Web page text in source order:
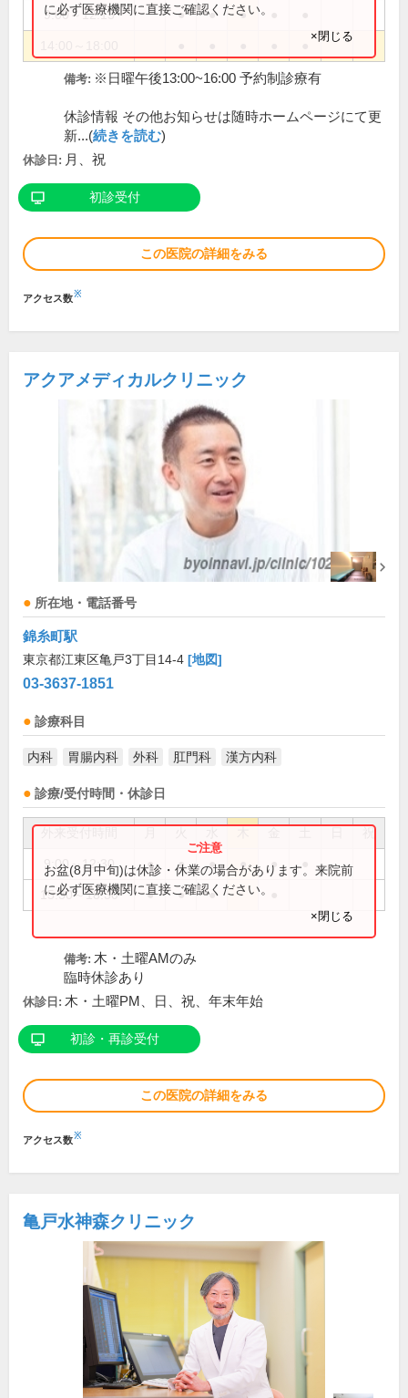
9:00～12:15 ● ● ●
に必ず医療機関に直接ご確認ください。
×閉じる
備考: ※日曜午後13:00~16:00 予約制診療有
休診情報 その他お知らせは随時ホームページにて更
新...(続きを読む)
休診日: 月、祝
初診受付
この医院の詳細をみる
アクセス数※
アクアメディカルクリニック
所在地・電話番号
錦糸町駅
東京都江東区亀戸3丁目14-4 [地図]
03-3637-1851
診療科目
内科 胃腸内科 外科 肛門科 漢方内科
診療/受付時間・休診日
祝
9:00～12:30 ● ● ● ● ●
15:30～18:30 ● ● ●
お盆(8月中旬)は休診・休業の場合があります。来院前
に必ず医療機関に直接ご確認ください。
×閉じる
備考: 木・土曜AMのみ
臨時休診あり
休診日: 木・土曜PM、日、祝、年末年始
初診・再診受付
この医院の詳細をみる
アクセス数※
亀戸水神森クリニック